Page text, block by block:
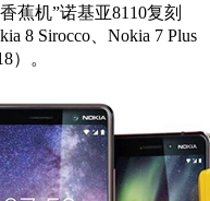
蕉机”诺基亚8110复刻
8 Sirocco、Nokia 7 Plus
）。